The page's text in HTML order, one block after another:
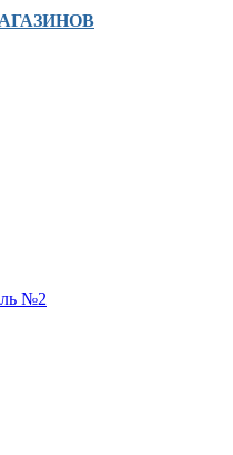
№2